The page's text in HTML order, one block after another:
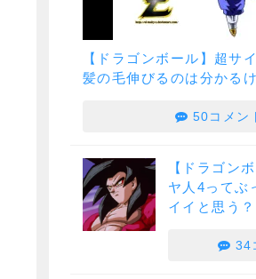
【ドラゴンボール】超サ
髪の毛伸びるのは分かる
50コメン
【ドラゴン
ヤ人4ってぶ
イイと思う？
34